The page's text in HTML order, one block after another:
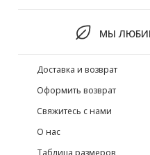
МЫ
Доставка и возврат
Оформить возврат
Свяжитесь с нами
О нас
Таблица размеров